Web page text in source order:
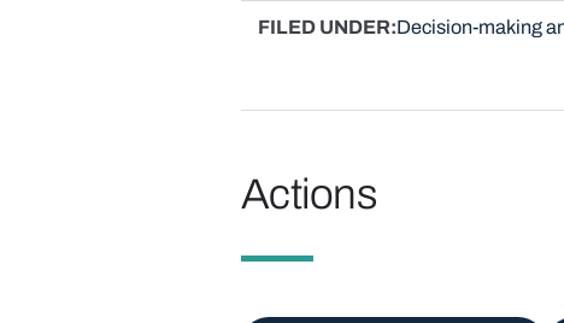
FILED UNDER Decision-making
Actions